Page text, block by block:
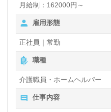
月給制：162000円～
雇用形態
正社員｜常勤
職種
介護職員・ホームヘルパー
仕事内容